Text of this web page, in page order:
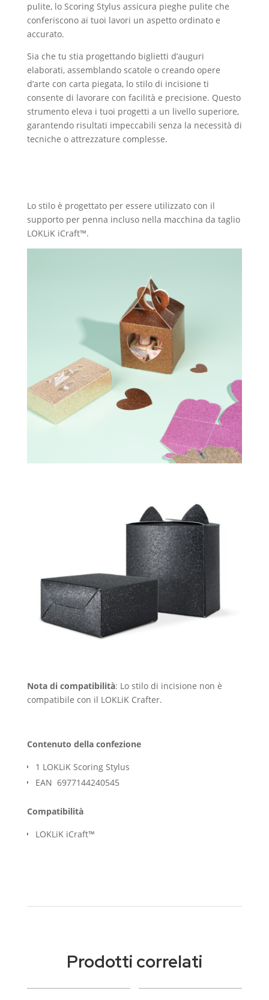
pulite, lo Scoring Stylus assicura pieghe pulite che
conferiscono ai tuoi lavori un aspetto ordinato e
accurato.
Sia che tu stia progettando biglietti d’auguri
elaborati, assemblando scatole o creando opere
d’arte con carta piegata, lo stilo di incisione ti
consente di lavorare con facilità e precisione. Questo
strumento eleva i tuoi progetti a un livello superiore,
garantendo risultati impeccabili senza la necessità di
tecniche o attrezzature complesse.
Lo stilo è progettato per essere utilizzato con il
supporto per penna incluso nella macchina da taglio
LOKLiK iCraft™.
Nota di compatibilità: Lo stilo di incisione non è
compatibile con il LOKLiK Crafter.
Contenuto della confezione
1 LOKLiK Scoring Stylus
EAN 6977144240545
Compatibilità
LOKLiK iCraft™
Prodotti correlati